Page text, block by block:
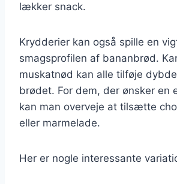
lækker snack.
Krydderier kan også spille en
smagsprofilen af bananbrød.
muskatnød kan alle tilføje
brødet. For dem, der ønsker en
kan man overveje at tilsætte
eller marmelade.
Her er nogle interessante